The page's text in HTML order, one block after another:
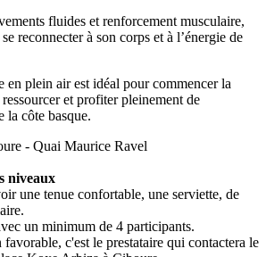
fluides et renforcement musculaire,
reconnecter à son corps et à l’énergie de
en plein air est idéal pour commencer la
et profiter pleinement de
la côte basque.
- Quai Maurice Ravel
niveaux
une tenue confortable, une serviette, de
un minimum de 4 participants.
c'est le prestataire qui contactera le